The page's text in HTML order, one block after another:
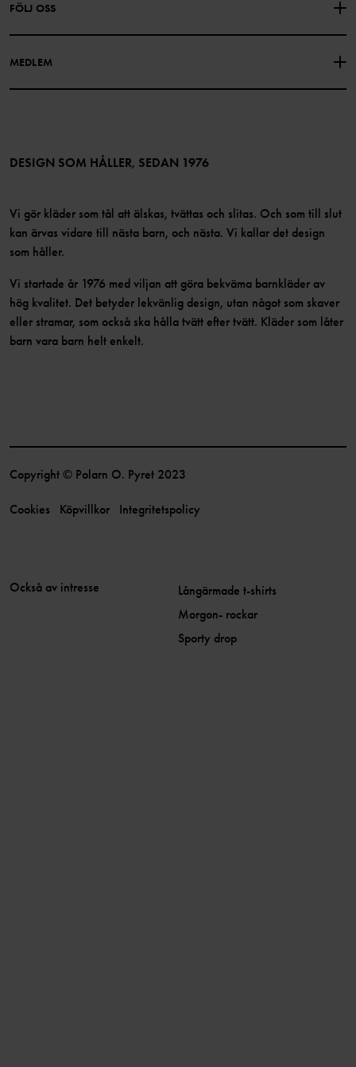
INTEGRITETSPOLICY
FÖLJ OSS
MEDLEM
Bli medlem
DESIGN SOM HÅLLER, SEDAN 1976
Vi gör kläder som tål att älskas, tvättas och slitas. Och som till slut
kan ärvas vidare till nästa barn, och nästa. Vi kallar det design
som håller.
Vi startade år 1976 med viljan att göra bekväma barnkläder av
hög kvalitet. Det betyder lekvänlig design, utan något som skaver
eller stramar, som också ska hålla tvätt efter tvätt. Kläder som låter
barn vara barn helt enkelt.
Copyright © Polarn O. Pyret 2023
Cookies Köpvillkor Integritetspolicy
Också av intresse
Långärmade t-shirts
Morgon- rockar
Sporty drop